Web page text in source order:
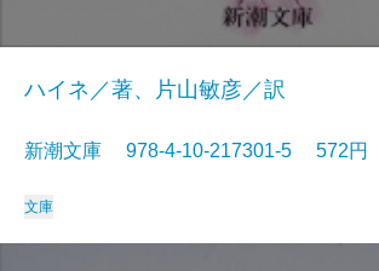
ハイネ／著、片山敏彦／訳
新潮文庫 978-4-10-217301-5 572円
文庫